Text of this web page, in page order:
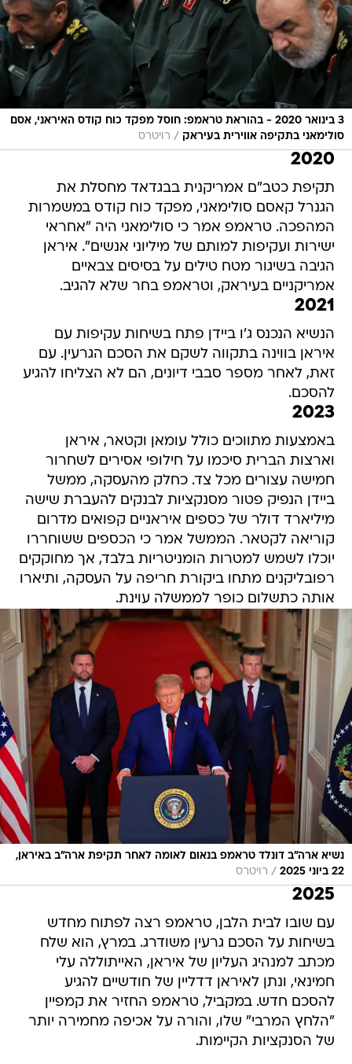
3 בינואר 2020 - בהוראת טראמפ: חוסל מפקד כוח קודס האיראני, אסם
סולימאני בתקיפה אווירית בעיראק / רויטרס
2020
תקיפת כטב"ם אמריקנית בבגדאד מחסלת את
הגנרל קאסם סולימאני, מפקד כוח קודס במשמרות
המהפכה. טראמפ אמר כי סולימאני היה "אחראי
ישירות ועקיפות למותם של מיליוני אנשים". איראן
הגיבה בשיגור מטח טילים על בסיסים צבאיים
אמריקניים בעיראק, וטראמפ בחר שלא להגיב.
2021
הנשיא הנכנס ג'ו ביידן פתח בשיחות עקיפות עם
איראן בווינה בתקווה לשקם את הסכם הגרעין. עם
זאת, לאחר מספר סבבי דיונים, הם לא הצליחו להגיע
להסכם.
2023
באמצעות מתווכים כולל עומאן וקטאר, איראן
וארצות הברית סיכמו על חילופי אסירים לשחרור
חמישה עצורים מכל צד. כחלק מהעסקה, ממשל
ביידן הנפיק פטור מסנקציות לבנקים להעברת שישה
מיליארד דולר של כספים איראניים קפואים מדרום
קוריאה לקטאר. הממשל אמר כי הכספים ששוחררו
יוכלו לשמש למטרות הומניטריות בלבד, אך מחוקקים
רפובליקנים מתחו ביקורת חריפה על העסקה, ותיארו
אותה כתשלום כופר לממשלה עוינת.
נשיא ארה"ב דונלד טראמפ בנאום לאומה לאחר תקיפת ארה"ב באיראן,
22 ביוני 2025
/ רויטרס
2025
עם שובו לבית הלבן, טראמפ רצה לפתוח מחדש
בשיחות על הסכם גרעין משודרג. במרץ, הוא שלח
מכתב למנהיג העליון של איראן, האייתוללה עלי
חמינאי, ונתן לאיראן דדליין של חודשיים להגיע
להסכם חדש. במקביל, טראמפ החזיר את קמפיין
"הלחץ המרבי" שלו, והורה על אכיפה מחמירה יותר
של הסנקציות הקיימות.